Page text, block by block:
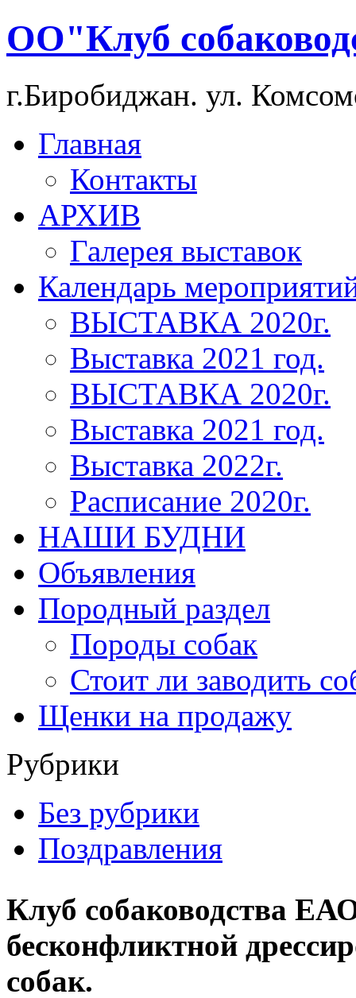
ОО"Клуб
г.Биробиджан. ул.
Главная
Контакты
АРХИВ
Галерея выставок
Календарь
ВЫСТАВКА 2020г.
Выставка 2021 год.
ВЫСТАВКА 2020г.
Выставка 2021 год.
Выставка 2022г.
Расписание 2020г.
НАШИ БУДНИ
Объявления
Породный раздел
Породы собак
Стоит ли заводить
Щенки на продажу
Рубрики
Без рубрики
Поздравления
Клуб собаководства
бесконфликтной
собак.